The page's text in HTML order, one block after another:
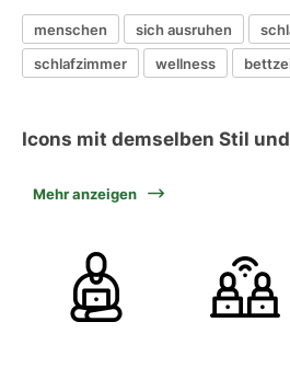
menschen sich ausruhen
schlafzimmer
wellness
Icons mit demselben Stil
Mehr anzeigen